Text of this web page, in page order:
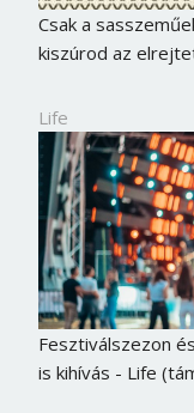
Csak a
kiszúrod az
Life
Fesztiválszezon
is kihívás - Life